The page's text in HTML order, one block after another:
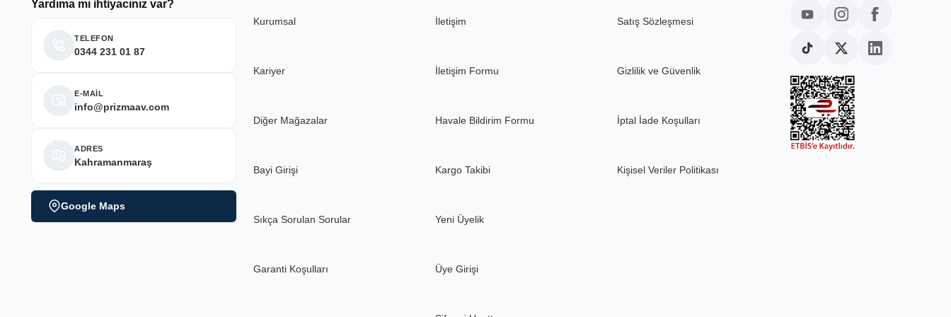
Deneyimini Paylaş
Yardıma mı ihtiyacınız var?
TELEFON
0344 231 01 87
E-MAİL
info@prizmaav.com
ADRES
Kahramanmaraş
Google Maps
Kurumsal
Kariyer
Diğer Mağazalar
Bayi Girişi
Sıkça Sorulan Sorular
Garanti Koşulları
İletişim
İletişim Formu
Havale Bildirim Formu
Kargo Takibi
Yeni Üyelik
Üye Girişi
Satış Sözleşmesi
Gizlilik ve Güvenlik
İptal İade Koşulları
Kişisel Veriler Politikası